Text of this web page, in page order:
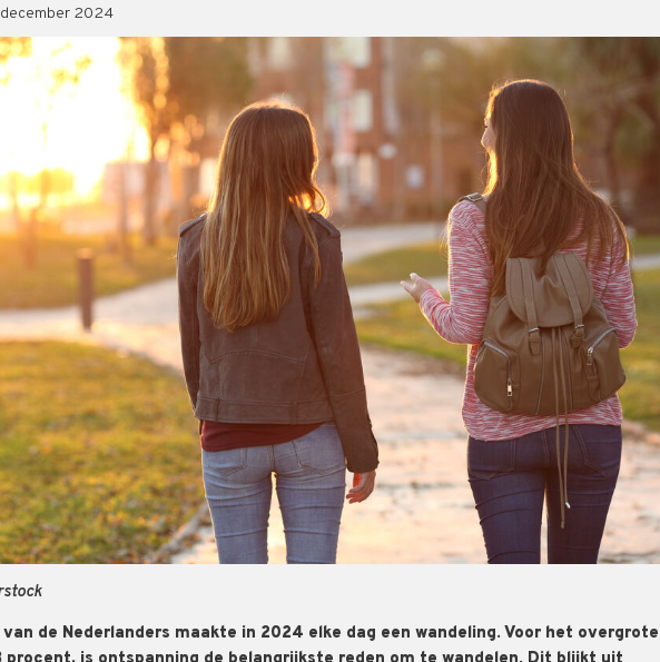
december 2024
de Nederlanders maakte in 2024 elke dag een wandeling. Voor het